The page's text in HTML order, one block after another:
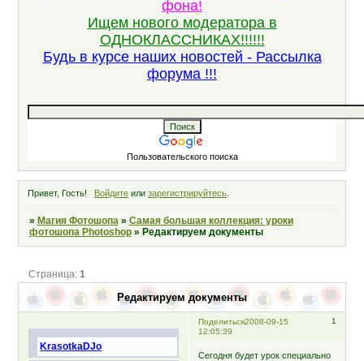
фона!
Ищем нового модератора в
ОДНОКЛАССНИКАХ!!!!!!
Будь в курсе наших новостей - Рассылка
форума !!!
Пользовательского поиска
Привет, Гость! Войдитеили зарегистрируйтесь.
» Магия Фотошопа » Самая большая коллекция: уроки
фотошопа Photoshop » Редактируем документы
Редактируем документы
Страница: 1
Поделиться 1
2008-09-15
12:05:39
KrasotkaDJo
Сегодня будет урок специально